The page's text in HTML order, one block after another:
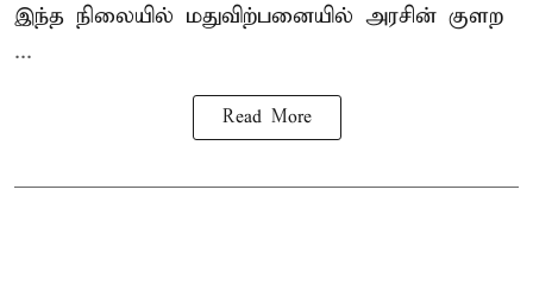
இந்த நிலையில் மதுவிற்பனையில் அரசின் குளற
...
Read More